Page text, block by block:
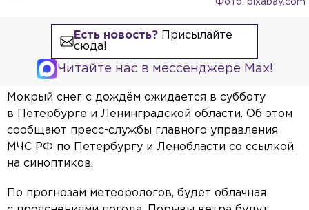
Фото: pixabay.com
Есть новость?Присылайте
сюда!
Читайте нас в мессенджере Max!
Мокрый снег с дождём ожидается в субботу
в Петербурге и Ленинградской области. Об этом
сообщают пресс-службы главного управления
МЧС РФ по Петербургу и Ленобласти со ссылкой
на синоптиков.
По прогнозам метеорологов, будет облачная